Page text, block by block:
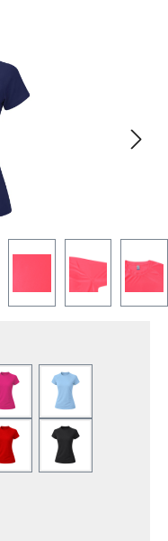
Fuchsie Hellblau
Rot Schwarz